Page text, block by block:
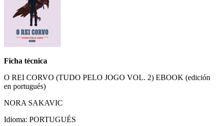
Ficha técnica
O REI CORVO (TUDO PELO JOGO VOL. 2) EBOOK (edición
en portugués)
NORA SAKAVIC
Idioma: PORTUGUÉS